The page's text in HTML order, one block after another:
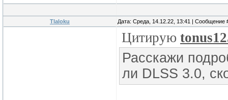
Tlaloku Дата: Среда, 14.12.22, 13:41 | Сообщение
Цитирую
Расскажи
ли DLSS 3.0,